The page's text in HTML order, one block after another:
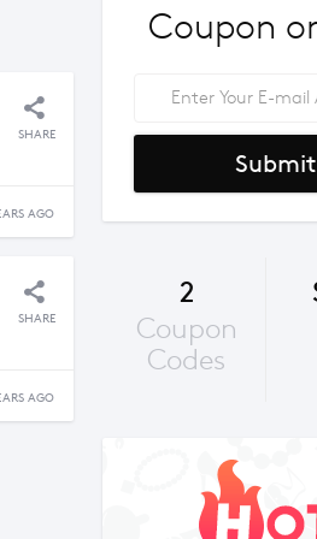
SHARE
AGO
SHARE
AGO
Coupon
Submit
2
Coupon
Codes